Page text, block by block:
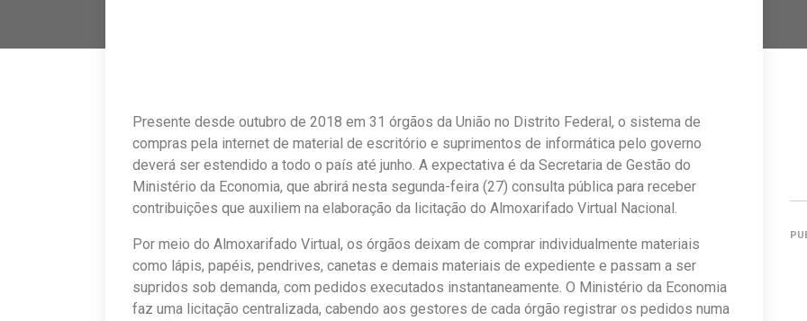
Presente desde outubro de 2018 em 31 órgãos da União no Distrito Federal, o sistema de
compras pela internet de material de escritório e suprimentos de informática pelo governo
deverá ser estendido a todo o país até junho. A expectativa é da Secretaria de Gestão do
Ministério da Economia, que abrirá nesta segunda-feira (27) consulta pública para receber
contribuições que auxiliem na elaboração da licitação do Almoxarifado Virtual Nacional.
Por meio do Almoxarifado Virtual, os órgãos deixam de comprar individualmente materiais
como lápis, papéis, pendrives, canetas e demais materiais de expediente e passam a ser
supridos sob demanda, com pedidos executados instantaneamente. O Ministério da Economia
faz uma licitação centralizada, cabendo aos gestores de cada órgão registrar os pedidos numa